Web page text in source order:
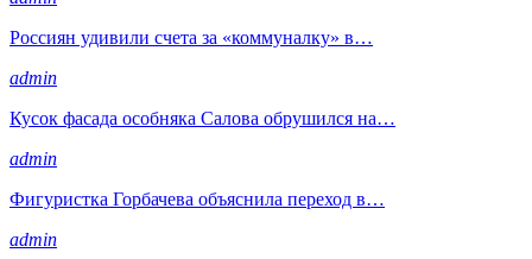
Россиян удивили счета за «коммуналку» в…
admin
Кусок фасада особняка Салова обрушился на…
admin
Фигуристка Горбачева объяснила переход в…
admin